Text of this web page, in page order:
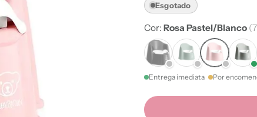
Esgotado
Cor: Rosa Pastel/Blanco
Entrega imediata Por